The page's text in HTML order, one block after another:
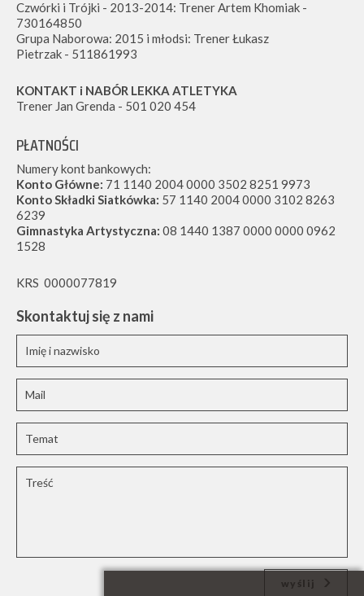
Czwórki i Trójki - 2013-2014: Trener Artem Khomiak -
730164850
Grupa Naborowa: 2015 i młodsi: Trener Łukasz
Pietrzak - 511861993
KONTAKT i NABÓR LEKKA ATLETYKA
Trener Jan Grenda - 501 020 454
PŁATNOŚCI
Numery kont bankowych:
Konto Główne: 71 1140 2004 0000 3502 8251 9973
Konto Składki Siatkówka: 57 1140 2004 0000 3102 8263
6239
Gimnastyka Artystyczna: 08 1440 1387 0000 0000 0962
1528
KRS 0000077819
Skontaktuj się z nami
wyślij